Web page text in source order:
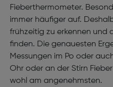
Fieberthermometer.
immer häufiger auf.
frühzeitig zu erkennen und
finden. Die genauesten
Messungen im Po oder
Ohr oder an der Stirn
wohl am angenehmsten.